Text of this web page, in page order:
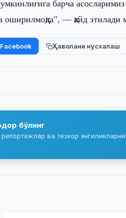
барча
оширилмоқда”, — қайд этилади
Facebook Ҳаволани нусхалаш
бўлинг
ва тезкор янгиликларни